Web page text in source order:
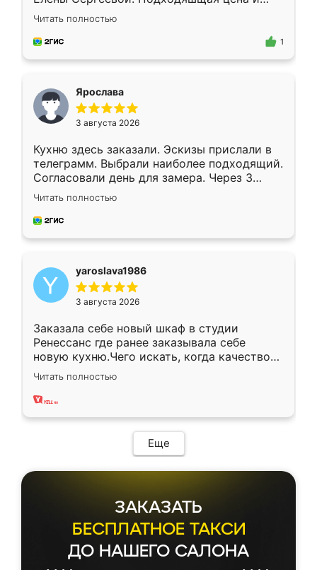
короткие сроки изготовления. Приехавший
для замера сотрудник Владислав
предложил по моему эскизу самый
Читать полностью
1
Ярослава
3 августа 2026
Кухню здесь заказали. Эскизы прислали в
телеграмм. Выбрали наиболее подходящий.
Согласовали день для замера. Через 3
недели кухня была уже готова. Остались
довольны работой. Спасибо Ренессанс
мебель за качественную работу!
Читать полностью
yaroslava1986
3 августа 2026
Заказала себе новый шкаф в студии
Ренессанс где ранее заказывала себе
новую кухню.Чего искать, когда качеством
вполне довольна. Служит кухня уже почти
два года, нареканий нет.
Читать полностью
Еще
ЗАКАЗАТЬ
БЕСПЛАТНОЕ ТАКСИ
ДО НАШЕГО САЛОНА